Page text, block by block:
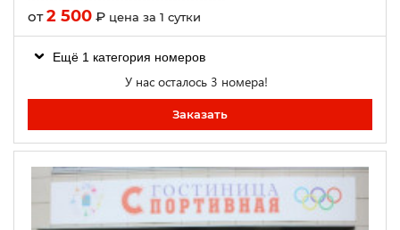
от2 500 ₽ цена за 1 сутки
Ещё 1 категория номеров
У нас осталось 3 номера!
Заказать